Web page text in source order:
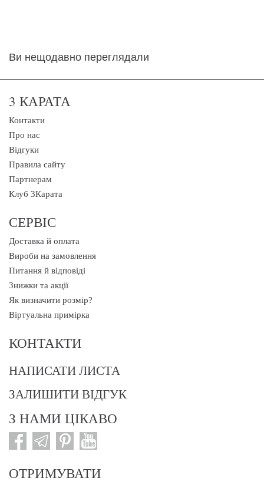
Ви нещодавно переглядали
3 КАРАТА
Контакти
Про нас
Відгуки
Правила сайту
Партнерам
Клуб 3Карата
СЕРВІС
Доставка й оплата
Вироби на замовлення
Питання й відповіді
Знижки та акції
Як визначити розмір?
Віртуальна примірка
КОНТАКТИ
НАПИСАТИ ЛИСТА
ЗАЛИШИТИ ВІДГУК
З НАМИ ЦІКАВО
ОТРИМУВАТИ